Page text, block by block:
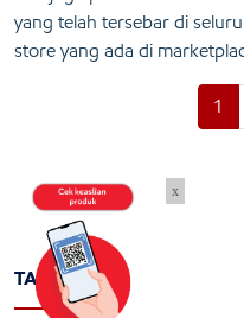
yang telah tersebar di
store yang ada di
1
TAGS
x